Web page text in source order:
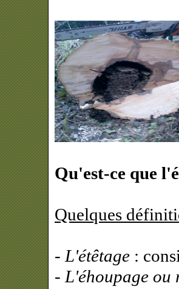
Qu'est-ce que
Quelques
- L'étêtage :
- L'éhoupage ou